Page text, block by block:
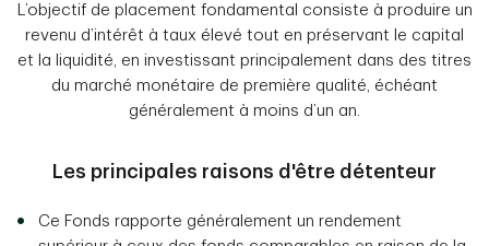
L’objectif de placement fondamental consiste à produire un
revenu d’intérêt à taux élevé tout en préservant le capital
et la liquidité, en investissant principalement dans des titres
du marché monétaire de première qualité, échéant
généralement à moins d’un an.
Les principales raisons d'être détenteur
Ce Fonds rapporte généralement un rendement